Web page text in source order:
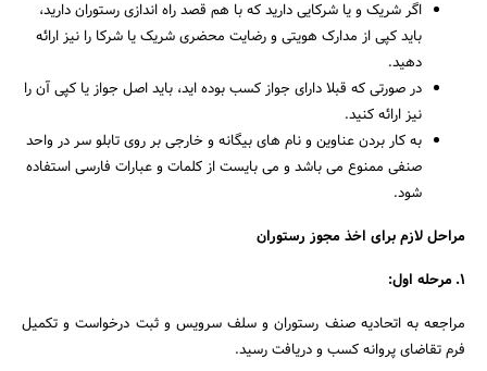
اگر شریک و یا شرکایی دارید که با هم قصد راه اندازی رستوران دارید،
باید کپی از مدارک هویتی و رضایت محضری شریک یا شرکا را نیز ارائه
دهید.
در صورتی که قبلا دارای جواز کسب بوده اید، باید اصل جواز یا کپی آن را
نیز ارائه کنید.
به کار بردن عناوین و نام های بیگانه و خارجی بر روی تابلو سر در واحد
صنفی ممنوع می باشد و می بایست از کلمات و عبارات فارسی استفاده
شود.
مراحل لازم برای اخذ مجوز رستوران
۱. مرحله اول:
مراجعه به اتحادیه صنف رستوران و سلف سرویس و ثبت درخواست و تکمیل
فرم تقاضای پروانه کسب و دریافت رسید.